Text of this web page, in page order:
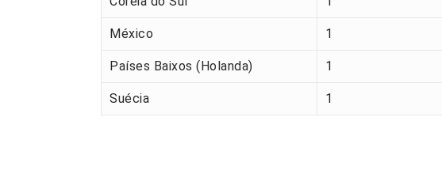
México 1
Países Baixos (Holanda) 1
Suécia 1